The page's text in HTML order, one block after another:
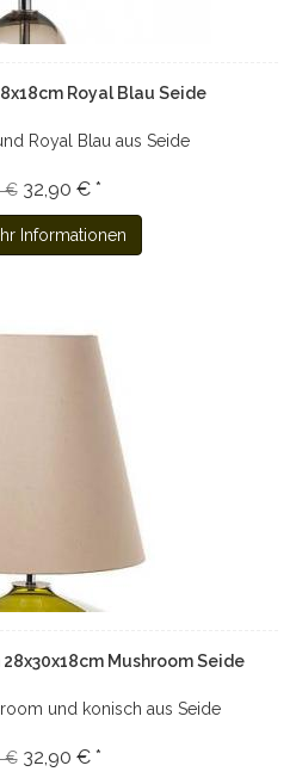
Royal Blau Seide
Royal Blau aus Seide
€ 32,90 € *
Informationen
Mushroom Seide
und konisch aus Seide
€ 32,90 € *